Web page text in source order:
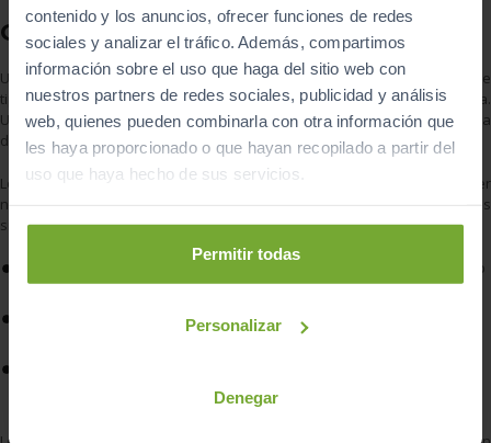
contenido y los anuncios, ofrecer funciones de redes
sociales y analizar el tráfico. Además, compartimos
información sobre el uso que haga del sitio web con
nuestros partners de redes sociales, publicidad y análisis
web, quienes pueden combinarla con otra información que
les haya proporcionado o que hayan recopilado a partir del
uso que haya hecho de sus servicios.
Permitir todas
Personalizar
Denegar
Coches Tesla pirateados
Un claro ejemplo de las grietas de seguridad que encontramos en este
tipo de aplicaciones lo podemos ver con el caso de los coches Tesla.
Un experto informático fue capaz de controlar 25 modelos Tesla a
distancia debido a un fallo de seguridad en una aplicación no oficial.
Los expertos en ciberseguridad nos advierten de los peligros de ceder
nuestros datos y nos hacen algunas recomendaciones como las
siguientes:
Descargar siempre aplicaciones de sitios oficiales como Apple App
Store, Google Play o Amazon Appstore.
Leer la letra pequeña de los permisos y pensarlo bien antes de
sistema operativo y todo el software con regularidad.